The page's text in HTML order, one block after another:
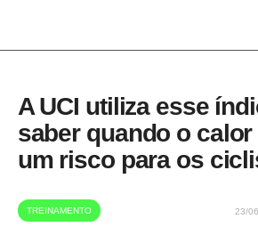
A UCI utiliza esse
saber quando o
um risco para os
TREINAMENTO 23/